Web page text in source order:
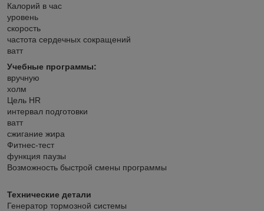
Калорий в час
уровень
скорость
частота сердечных сокращений
ватт
Учебные программы:
вручную
холм
Цель HR
интервал подготовки
ватт
сжигание жира
Фитнес-тест
функция паузы
Возможность быстрой смены программы
Технические детали
Генератор тормозной системы